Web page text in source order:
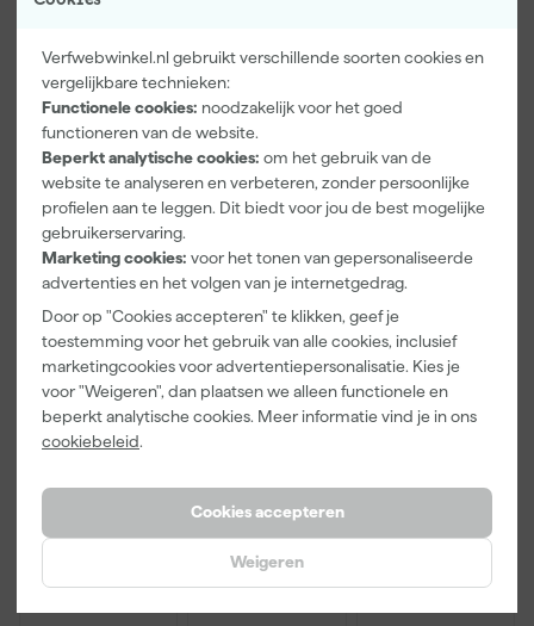
Verfwebwinkel.nl gebruikt verschillende soorten cookies en
vergelijkbare technieken:
Functionele cookies: noodzakelijk voor het goed
functioneren van de website.
Beperkt analytische cookies: om het gebruik van de
website te analyseren en verbeteren, zonder persoonlijke
profielen aan te leggen. Dit biedt voor jou de best mogelijke
gebruikerservaring.
Marketing cookies: voor het tonen van gepersonaliseerde
advertenties en het volgen van je internetgedrag.
Door op "Cookies accepteren" te klikken, geef je
toestemming voor het gebruik van alle cookies, inclusief
marketingcookies voor advertentiepersonalisatie. Kies je
voor "Weigeren", dan plaatsen we alleen functionele en
beperkt analytische cookies. Meer informatie vind je in ons
cookiebeleid.
Cookies accepteren
Weigeren
Kip Tape
3307-24
Smooth-Tec
Afplaktape
Buitengebruik
- 24mm x
50m
Morgen
bezorgd
5,28
incl. BTW
Farrow & Ball
F&B
Kleurenwaaie
r
Morgen
bezorgd
22,00
incl. BTW
Go!Paint Roll
Verfbak -
12cm Roller -
0,5L + 5
Inzetbakken
Morgen
bezorgd
3,99
incl. BTW